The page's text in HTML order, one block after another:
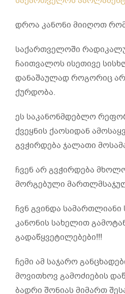
დროა კანონი მიიღოთ
საქართველოში
ჩაითვალოს ისეთივე
დანაშაულად როგორიც
ქურდობა.
ეს საკანონმდებლო
ქვეყნის ქაოსიდან
გვჭირდება ჯალათი
ჩვენ არ გვჭირდება
მორგებული
ჩვნ გვინდა
კანონის სახელით
გადაწყვეტილებები!!!
ჩემი ამ საჯარო
მოვითხოვ გამოძიების
ბადრი შონიას მიმართ